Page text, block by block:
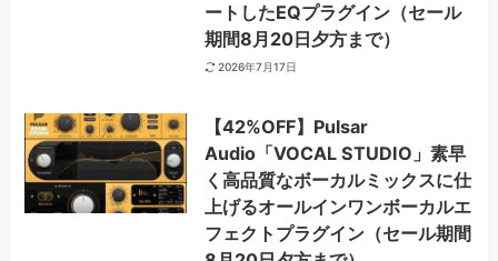
ートしたEQプラグイン（セール
期間8月20日夕方まで）
2026年7月17日
【42%OFF】Pulsar
Audio「VOCAL STUDIO」素早
く高品質なボーカルミックスに仕
上げるオールインワンボーカルエ
フェクトプラグイン（セール期間